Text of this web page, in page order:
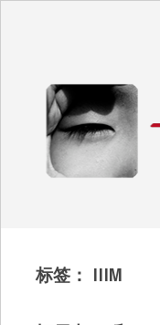
标签： IIIM